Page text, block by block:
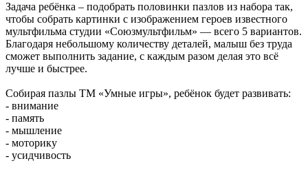
Задача ребёнка – подобрать половинки пазлов из набора так,
чтобы собрать картинки с изображением героев известного
мультфильма студии «Союзмультфильм» — всего 5 вариантов.
Благодаря небольшому количеству деталей, малыш без труда
сможет выполнить задание, с каждым разом делая это всё
лучше и быстрее.
Собирая пазлы ТМ «Умные игры», ребёнок будет развивать:
- внимание
- память
- мышление
- моторику
- усидчивость